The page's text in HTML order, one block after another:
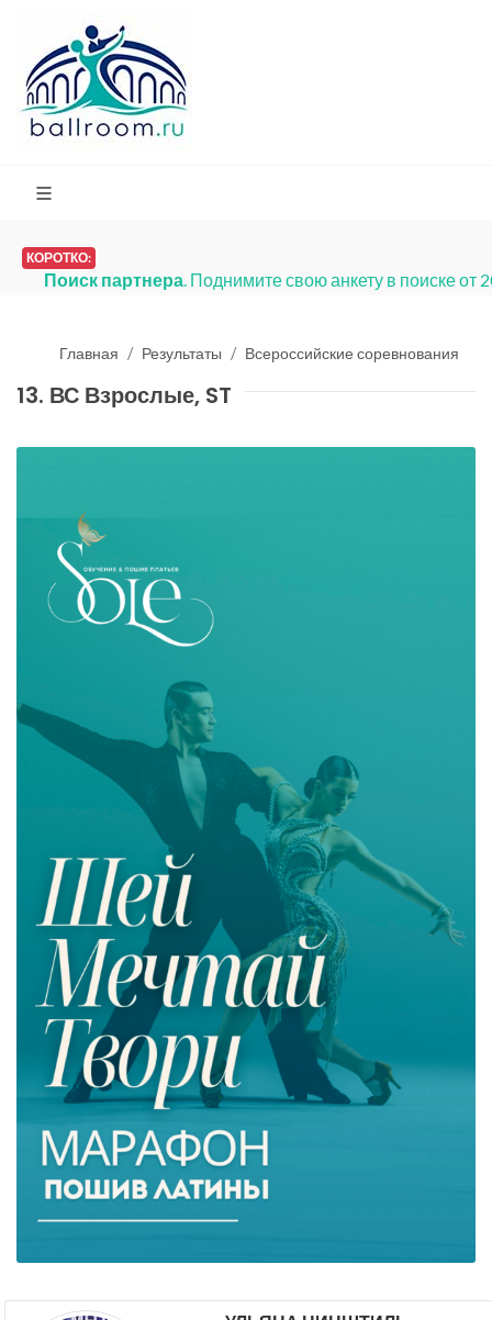
КОРОТКО:
Платья на продажу. Мы
Главная Результаты Всероссийские соревнования
13. ВС Взрослые, ST